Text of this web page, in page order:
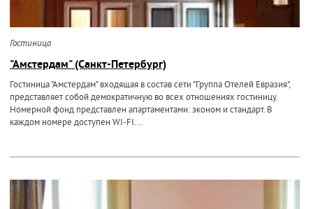
Гостиница
"Амстердам" (Санкт-Петербург)
Гостиница "Амстердам" входящая в состав сети "Группа Отелей Евразия",
представляет собой демократичную во всех отношениях гостиницу.
Номерной фонд представлен апартаментами: эконом и стандарт. В
каждом номере доступен WI-FI...